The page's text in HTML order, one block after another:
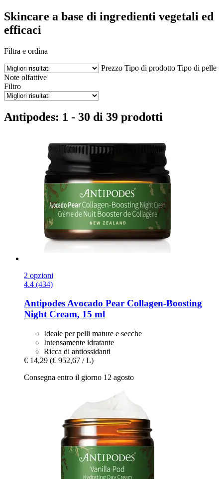
Skincare a base di ingredienti vegetali ed
efficaci
Filtra e ordina
Prezzo Tipo di prodotto Tipo di pelle
Note olfattive
Filtro
Antipodes: 1 - 30 di 39 prodotti
2 opzioni
4.4 (434)
AntipodesAvocado Pear Collagen-​Boosting
Night Cream, 15 ml
Ideale per pelli mature e secche
Intensamente idratante
Ricca di antiossidanti
€ 14,29 (€ 952,67 / L)
Consegna entro il giorno 12 agosto